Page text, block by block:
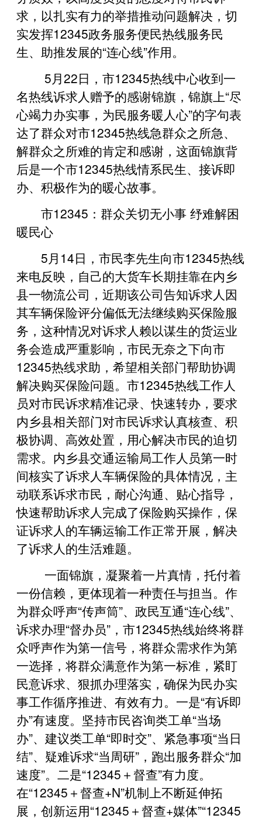
求，以扎实有力的举措推动问题解决，切
实发挥12345政务服务便民热线服务民
生、助推发展的“连心线”作用。
5月22日，市12345热线中心收到一
名热线诉求人赠予的感谢锦旗，锦旗上“尽
心竭力办实事，为民服务暖人心”的字句表
达了群众对市12345热线急群众之所急、
解群众之所难的肯定和感谢，这面锦旗背
后是一个市12345热线情系民生、接诉即
办、积极作为的暖心故事。
市12345：群众关切无小事 纾难解困
暖民心
5月14日，市民李先生向市12345热线
来电反映，自己的大货车长期挂靠在内乡
县一物流公司，近期该公司告知诉求人因
其车辆保险评分偏低无法继续购买保险服
务，这种情况对诉求人赖以谋生的货运业
务会造成严重影响，市民无奈之下向市
12345热线求助，希望相关部门帮助协调
解决购买保险问题。市12345热线工作人
员对市民诉求精准记录、快速转办，要求
内乡县相关部门对市民诉求认真核查、积
极协调、高效处置，用心解决市民的迫切
需求。内乡县交通运输局工作人员第一时
间核实了诉求人车辆保险的具体情况，主
动联系诉求市民，耐心沟通、贴心指导，
快速帮助诉求人完成了保险购买操作，保
证诉求人的车辆运输工作正常开展，解决
了诉求人的生活难题。
一面锦旗，凝聚着一片真情，托付着
一份信赖，更体现着一种责任与担当。作
为群众呼声“传声筒”、政民互通“连心线”、
诉求办理“督办员”，市12345热线始终将群
众呼声作为第一信号，将群众需求作为第
一选择，将群众满意作为第一标准，紧盯
民意诉求、狠抓办理落实，确保为民办实
事工作循序推进、有效有力。一是“有诉即
办”有速度。坚持市民咨询类工单“当场
办”、建议类工单“即时交”、紧急事项“当日
结”、疑难诉求“当周研”，跑出服务群众“加
速度”。二是“12345＋督查”有力度。
在“12345＋督查+N”机制上不断延伸拓
展，创新运用“12345＋督查+媒体”“12345